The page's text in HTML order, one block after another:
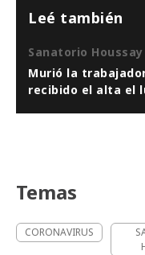
Leé también
Sanatorio Houssay
Murió la
recibido el alta el
Temas
CORONAVIRUS